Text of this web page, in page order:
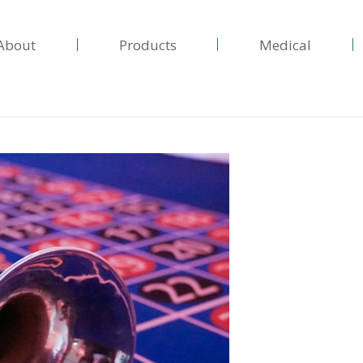
Products Medical